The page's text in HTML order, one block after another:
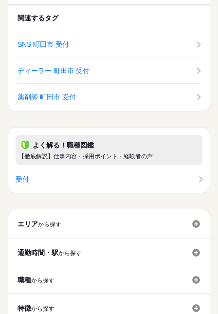
関連するタグ
SNS 町田市 受付
ディーラー 町田市 受付
薬剤師 町田市 受付
よく解る！職種図鑑
【徹底解説】仕事内容・採用ポイント・経験者の声
受付
エリアから探す
通勤時間・駅から探す
職種から探す
特徴から探す